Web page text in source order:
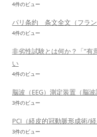
4件のビュー
パリ条約 条文全文（フラン
4件のビュー
非劣性試験とは何か？「”有
い
4件のビュー
脳波（EEG）測定装置（脳
3件のビュー
PCI（経皮的冠動脈形成術/
3件のビュー